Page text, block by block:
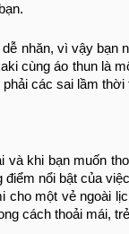
nhăn, vì vậy bạn
cùng áo thun là
các sai lầm
khi bạn muốn
điểm nổi bật của
một vẻ ngoài
cách thoải mái,